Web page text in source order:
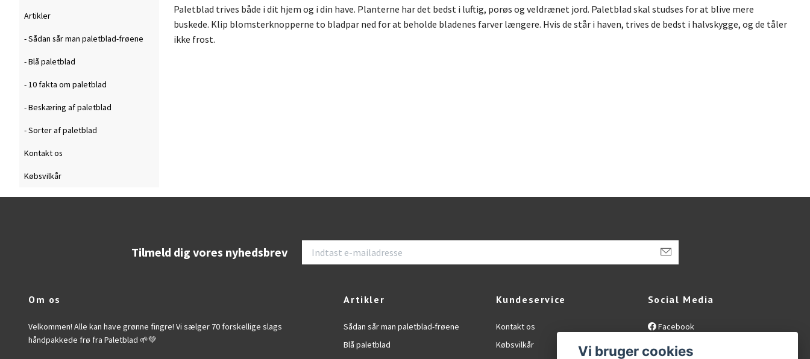
Artikler
- Sådan sår man paletblad-frøene
- Blå paletblad
- 10 fakta om paletblad
- Beskæring af paletblad
- Sorter af paletblad
Kontakt os
Købsvilkår
Paletblad trives både i dit hjem og i din have. Planterne har det bedst i luftig, porøs og veldrænet jord. Paletblad skal studses for at blive mere
buskede. Klip blomsterknopperne to bladpar ned for at beholde bladenes farver længere. Hvis de står i haven, trives de bedst i halvskygge, og de tåler
ikke frost.
Tilmeld dig vores nyhedsbrev
Om os
Velkommen! Alle kan have grønne fingre! Vi sælger 70 forskellige slags
håndpakkede frø fra Paletblad 🌱💚
Artikler
Sådan sår man paletblad-frøene
Blå paletblad
Kundeservice
Kontakt os
Købsvilkår
Social Media
Facebook
Instagram
Vi bruger cookies